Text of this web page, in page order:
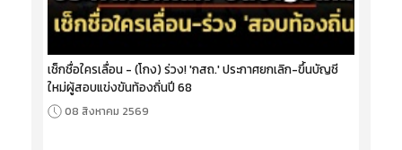
เช็กชื่อใครเลื่อน - (โกง) ร่วง! 'กสถ.' ประกาศยกเลิก-ขึ้นบัญชี
ใหม่ผู้สอบแข่งขันท้องถิ่นปี 68
08 สิงหาคม 2569